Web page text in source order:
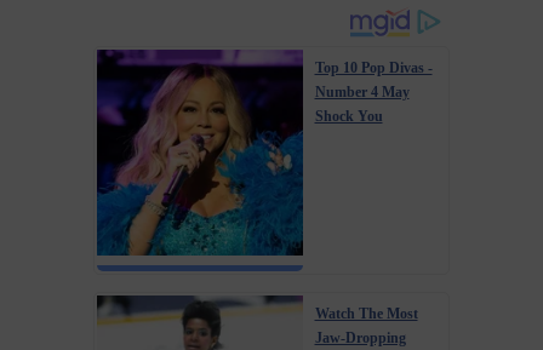
Top 10 Pop Divas -
Number 4 May
Shock You
Watch The Most
Jaw‑Dropping